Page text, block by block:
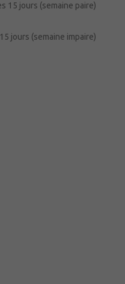
15 jours (semaine paire)
jours (semaine impaire)